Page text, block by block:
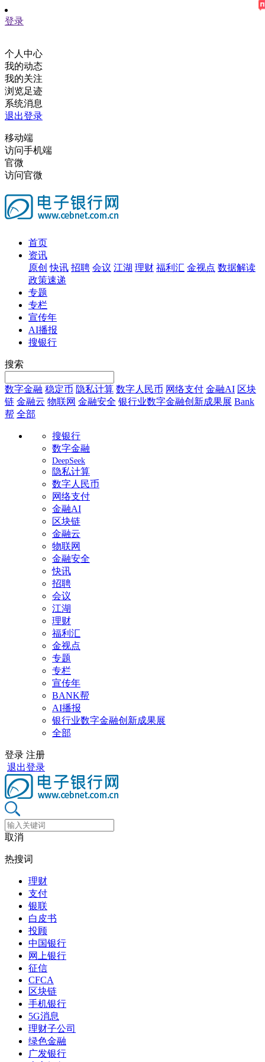
登录
个人中心
我的动态
我的关注
浏览足迹
系统消息
退出登录
移动端
访问手机端
官微
访问官微
首页
资讯
原创 快讯 招聘 会议 江湖 理财 福利汇 金视点 数据解读
政策速递
专题
专栏
宣传年
AI播报
搜银行
搜索
数字金融 稳定币 隐私计算 数字人民币 网络支付 金融AI 区块
链 金融云 物联网 金融安全 银行业数字金融创新成果展 Bank
帮 全部
搜银行
数字金融
DeepSeek
隐私计算
数字人民币
网络支付
金融AI
区块链
金融云
物联网
金融安全
快讯
招聘
会议
江湖
理财
福利汇
金视点
专题
专栏
宣传年
BANK帮
AI播报
银行业数字金融创新成果展
全部
登录 注册
退出登录
取消
热搜词
理财
支付
银联
白皮书
投顾
中国银行
网上银行
征信
CFCA
区块链
手机银行
5G消息
理财子公司
绿色金融
广发银行